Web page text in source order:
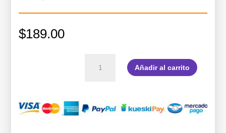
$189.00
en
Añadir al carrito